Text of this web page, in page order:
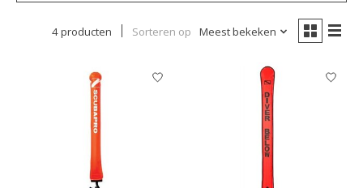
4 producten Sorteren op Meest bekeken